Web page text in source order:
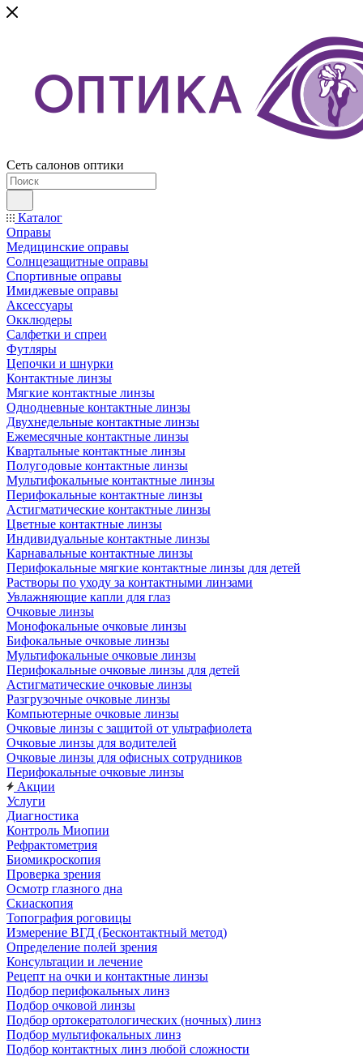
Сеть салонов оптики
Каталог
Оправы
Медицинские оправы
Солнцезащитные оправы
Спортивные оправы
Имиджевые оправы
Аксессуары
Окклюдеры
Салфетки и спреи
Футляры
Цепочки и шнурки
Контактные линзы
Мягкие контактные линзы
Однодневные контактные линзы
Двухнедельные контактные линзы
Ежемесячные контактные линзы
Квартальные контактные линзы
Полугодовые контактные линзы
Мультифокальные контактные линзы
Перифокальные контактные линзы
Астигматические контактные линзы
Цветные контактные линзы
Индивидуальные контактные линзы
Карнавальные контактные линзы
Перифокальные мягкие контактные линзы для детей
Растворы по уходу за контактными линзами
Увлажняющие капли для глаз
Очковые линзы
Монофокальные очковые линзы
Бифокальные очковые линзы
Мультифокальные очковые линзы
Перифокальные очковые линзы для детей
Астигматические очковые линзы
Разгрузочные очковые линзы
Компьютерные очковые линзы
Очковые линзы с защитой от ультрафиолета
Очковые линзы для водителей
Очковые линзы для офисных сотрудников
Перифокальные очковые линзы
Акции
Услуги
Диагностика
Контроль Миопии
Рефрактометрия
Биомикроскопия
Проверка зрения
Осмотр глазного дна
Скиаскопия
Топография роговицы
Измерение ВГД (Бесконтактный метод)
Определение полей зрения
Консультации и лечение
Рецепт на очки и контактные линзы
Подбор перифокальных линз
Подбор очковой линзы
Подбор ортокератологических (ночных) линз
Подбор мультифокальных линз
Подбор контактных линз любой сложности